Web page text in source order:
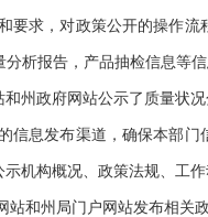
要求，对政策公开的操作
分析报告， 产品抽检信息等信
和州政府网站公示了 质量状
信息发布渠道，确保本部
示机构概况、政策法规、工
和州局门户网站发布相关